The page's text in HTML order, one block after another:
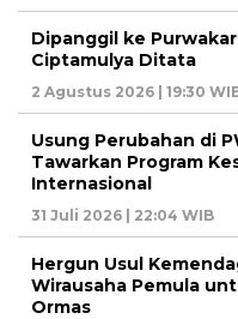
Dipanggil ke
Ciptamulya Ditata
2 Agustus 2026 | 19:30
Usung Perubahan di
Tawarkan Program
Internasional
31 Juli 2026 | 22:04 WIB
Hergun Usul
Wirausaha Pemula
Ormas